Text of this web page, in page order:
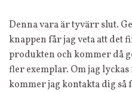
Denna vara är tyvärr slut.
knappen får jag veta att det
produkten och kommer då
fler exemplar. Om jag
kommer jag kontakta dig